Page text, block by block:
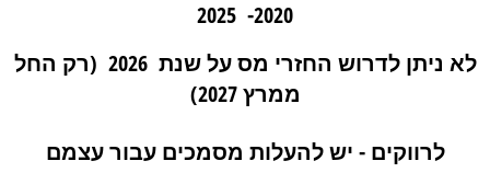
לא ניתן לדרוש החזרי מס על שנת 2026 (רק החל
ממרץ 2027)
לרווקים - יש להעלות מסמכים עבור עצמם